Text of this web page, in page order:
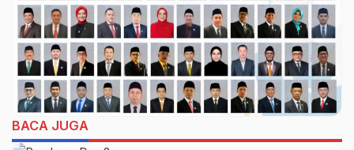
BACA JUGA